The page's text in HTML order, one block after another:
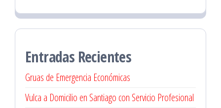
Entradas Recientes
Gruas de Emergencia Económicas
Vulca a Domicilio en Santiago con Servicio Profesional